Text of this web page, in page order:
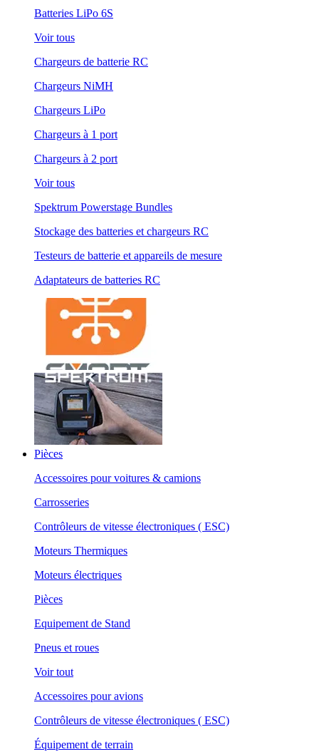
Batteries LiPo 6S
Voir tous
Chargeurs de batterie RC
Chargeurs NiMH
Chargeurs LiPo
Chargeurs à 1 port
Chargeurs à 2 port
Voir tous
Spektrum Powerstage Bundles
Stockage des batteries et chargeurs RC
Testeurs de batterie et appareils de mesure
Adaptateurs de batteries RC
Pièces
Accessoires pour voitures & camions
Carrosseries
Contrôleurs de vitesse électroniques ( ESC)
Moteurs Thermiques
Moteurs électriques
Pièces
Equipement de Stand
Pneus et roues
Voir tout
Accessoires pour avions
Contrôleurs de vitesse électroniques ( ESC)
Équipement de terrain